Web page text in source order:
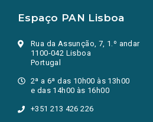
Espaço PAN Lisboa
Rua da Assunção, 7, 1.º andar
1100-042 Lisboa
Portugal
2ª a 6ª das 10h00 às 13h00
e das 14h00 às 16h00
+351 213 426 226